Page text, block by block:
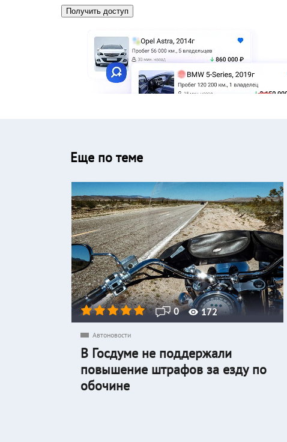
Еще по теме
0 172
Автоновости
В Госдуме не поддержали
повышение штрафов за езду по
обочине